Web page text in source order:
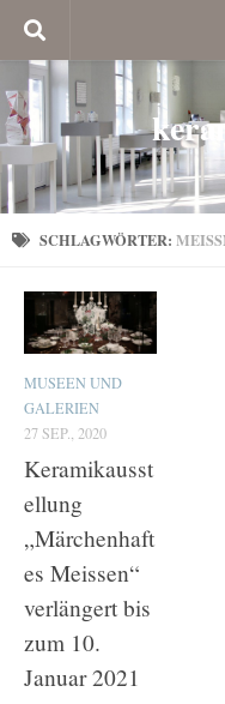
SCHLAGWÖRTER:
MUSEEN UND
GALERIEN
27 SEP., 2020
Keramikausst
ellung
„Märchenhaft
es Meissen“
verlängert bis
zum 10.
Januar 2021